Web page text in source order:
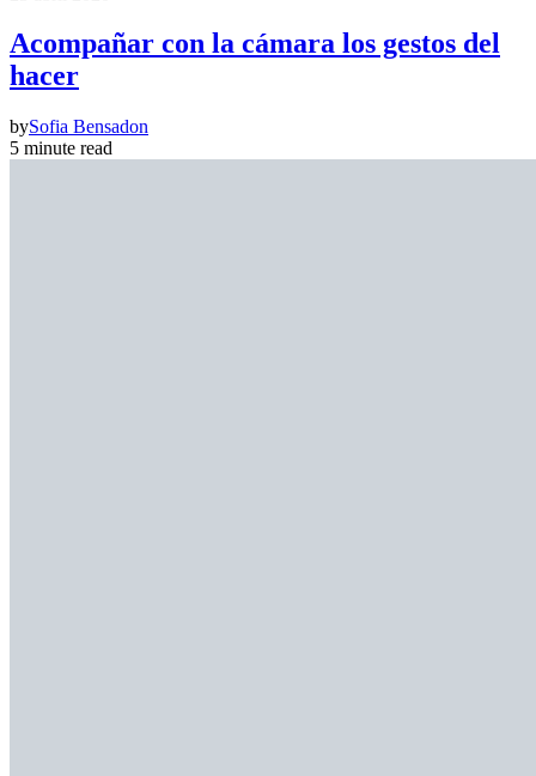
Acompañar con la cámara los gestos del
hacer
bySofia Bensadon
5 minute read